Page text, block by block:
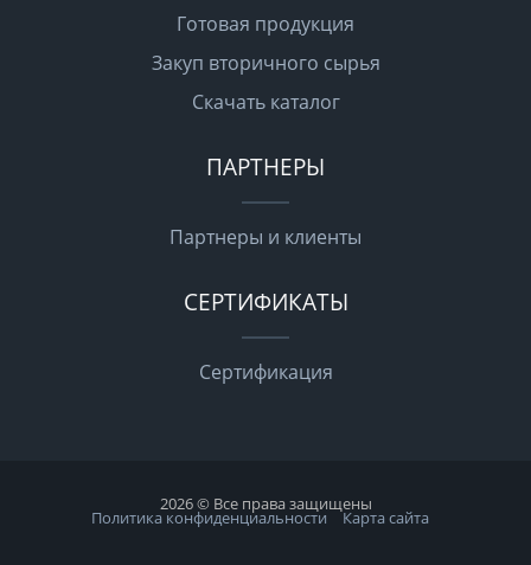
Готовая продукция
Закуп вторичного сырья
Скачать каталог
ПАРТНЕРЫ
Партнеры и клиенты
СЕРТИФИКАТЫ
Сертификация
2026 © Все права защищены
Политика конфиденциальности Карта сайта